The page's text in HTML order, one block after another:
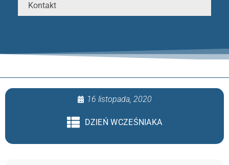
Kontakt
16 listopada, 2020
DZIEŃ WCZEŚNIAKA